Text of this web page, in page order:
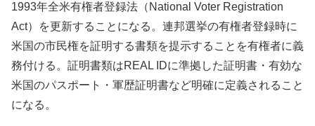
1993年全米有権者登録法（National Voter Registration
Act）を更新することになる。連邦選挙の有権者登録時に
米国の市民権を証明する書類を提示することを有権者に義
務付ける。証明書類はREAL IDに準拠した証明書・有効な
米国のパスポート・軍歴証明書など明確に定義されること
になる。